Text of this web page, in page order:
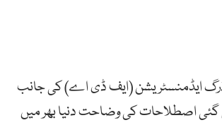
ڈرگ ایڈمنسٹریشن (ایف ڈی اے) کی جانب
گئی اصطلاحات کی وضاحت دنیا بھر میں